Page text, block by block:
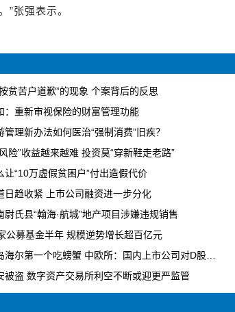
张强表示。
贫苦户道歉”的现象 个案背后的反思
：重新审视保险的财富管理功能
管理新办法如何医治“强制消费”旧疾？
险”收益越来越难 投资莫“穿新鞋走老路”
让“10万虚假贫困户”付出造假代价
日趋收紧 上市公司融资进一步分化
尉氏县“翰海·航城”地产项目涉嫌违规销售
公募基金半年 规模逆势增长超百亿元
尔第一个吃螃蟹 中欧所：国内上市公司对D股关注度逐步升温
被盗 数字资产交易所利空不断或迎更严监管